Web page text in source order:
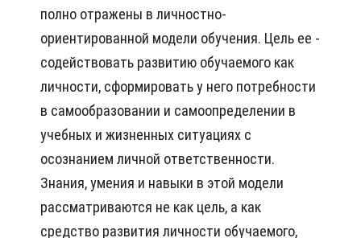
полно отражены в личностно-
ориентированной модели обучения. Цель ее -
содействовать развитию обучаемого как
личности, сформировать у него потребности
в самообразовании и самоопределении в
учебных и жизненных ситуациях с
осознанием личной ответственности.
Знания, умения и навыки в этой модели
рассматриваются не как цель, а как
средство развития личности обучаемого,